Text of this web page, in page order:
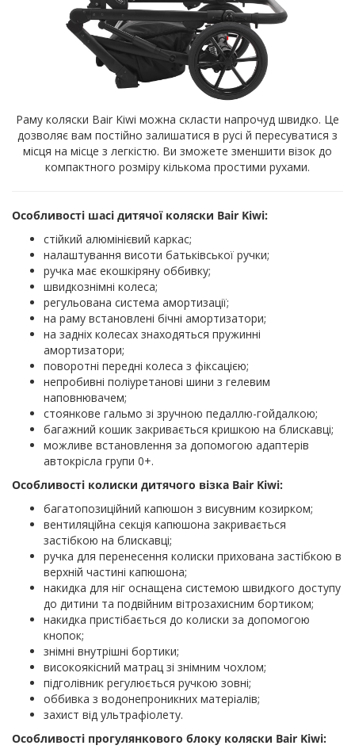
Раму коляски Bair Kiwi можна скласти напрочуд швидко. Це
дозволяє вам постійно залишатися в русі й пересуватися з
місця на місце з легкістю. Ви зможете зменшити візок до
компактного розміру кількома простими рухами.
Особливості шасі дитячої коляски Bair Kiwi:
стійкий алюмінієвий каркас;
налаштування висоти батьківської ручки;
ручка має екошкіряну оббивку;
швидкознімні колеса;
регульована система амортизації;
на раму встановлені бічні амортизатори;
на задніх колесах знаходяться пружинні
амортизатори;
поворотні передні колеса з фіксацією;
непробивні поліуретанові шини з гелевим
наповнювачем;
стоянкове гальмо зі зручною педаллю-гойдалкою;
багажний кошик закривається кришкою на блискавці;
можливе встановлення за допомогою адаптерів
автокрісла групи 0+.
Особливості колиски дитячого візка Bair Kiwi:
багатопозиційний капюшон з висувним козирком;
вентиляційна секція капюшона закривається
застібкою на блискавці;
ручка для перенесення колиски прихована застібкою в
верхній частині капюшона;
накидка для ніг оснащена системою швидкого доступу
до дитини та подвійним вітрозахисним бортиком;
накидка пристібається до колиски за допомогою
кнопок;
знімні внутрішні бортики;
високоякісний матрац зі знімним чохлом;
підголівник регулюється ручкою зовні;
оббивка з водонепроникних матеріалів;
захист від ультрафіолету.
Особливості прогулянкового блоку коляски Bair Kiwi: